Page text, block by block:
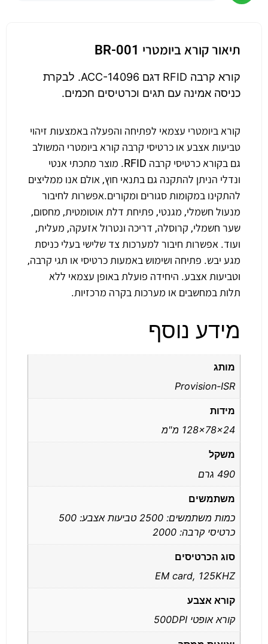
תיאור קורא ביומטרי BR-001
קורא קרבה RFID דגם ACC-14096. לבקרת
כניסה אמינה עם תגים וכרטיסים חכמים.
קורא ביומטרי עצמאי לפתיחה והפעלה באמצעות זיהוי
טביעות אצבע או כרטיסי קרבה קורא ביומטרי המשולב
גם בקורא כרטיסי קרבה RFID. מוצר מתכתי אנטי
ונדלי הניתן להתקנה גם בתנאי חוץ, אולם אנו ממליצים
להתקינו במקומות סגורים ומקורים. ​ אפשרות לחיבור
מנעול חשמלי, מגנטי, פתיחת דלת אוטומטית, מחסום,
שער חשמלי, קרוסלה, דריכה ונטרול אזעקה, מעלית,
ועוד. אפשרות חיבור למערכות צד שלישי בעלי כניסת
מגע יבש. פתיחה ושימוש באמעות כרטיסי או תגי קרבה,
וטביעות אצבע. היחידה פועלת באופן עצמאי ללא
תלות במחשבים או מערכות בקרה מרכזיות.
מידע נוסף
מותג
Provision-ISR
מידות
128x78x24 מ"מ
משקל
490 גרם
משתמשים
כמות משתמשים: 2500 טביעות אצבע: 500
כרטיסי קרבה: 2000
סוג הכרטיסים
EM card, 125KHZ
קורא אצבע
קורא אופטי 500DPI